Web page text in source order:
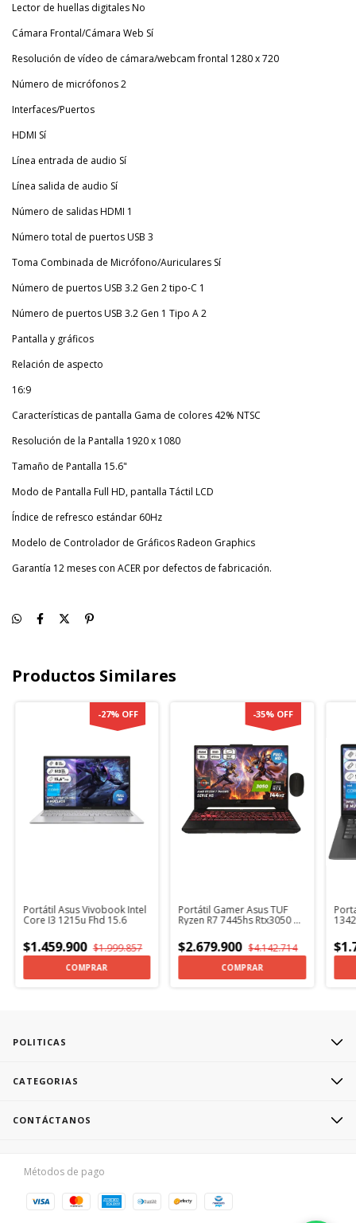
Lector de huellas digitales No
Cámara Frontal/Cámara Web Sí
Resolución de vídeo de cámara/webcam frontal 1280 x 720
Número de micrófonos 2
Interfaces/Puertos
HDMI Sí
Línea entrada de audio Sí
Línea salida de audio Sí
Número de salidas HDMI 1
Número total de puertos USB 3
Toma Combinada de Micrófono/Auriculares Sí
Número de puertos USB 3.2 Gen 2 tipo-C 1
Número de puertos USB 3.2 Gen 1 Tipo A 2
Pantalla y gráficos
Relación de aspecto
16:9
Características de pantalla Gama de colores 42% NTSC
Resolución de la Pantalla 1920 x 1080
Tamaño de Pantalla 15.6"
Modo de Pantalla Full HD, pantalla Táctil LCD
Índice de refresco estándar 60Hz
Modelo de Controlador de Gráficos Radeon Graphics
Garantía 12 meses con ACER por defectos de fabricación.
Productos Similares
Portátil Asus Vivobook Intel
Core I3 1215u Fhd 15.6
-27% OFF
$1.459.900 $1.999.857
COMPRAR
Portátil Gamer Asus TUF
Ryzen R7 7445hs Rtx3050 +
-35% OFF
$2.679.900 $4.142.714
COMPRAR
POLITICAS
CATEGORIAS
CONTÁCTANOS
Métodos de pago